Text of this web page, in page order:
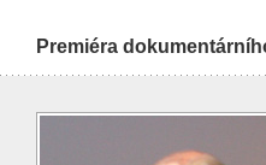
Premiéra